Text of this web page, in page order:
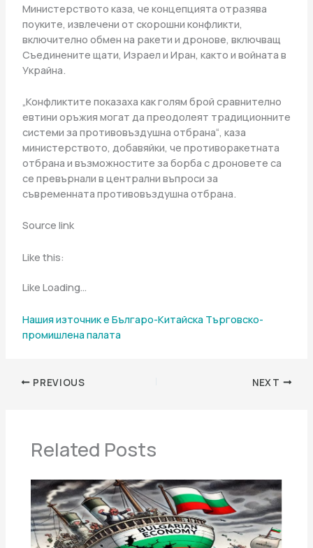
Министерството каза, че концепцията отразява
поуките, извлечени от скорошни конфликти,
включително обмен на ракети и дронове, включващ
Съединените щати, Израел и Иран, както и войната в
Украйна.
„Конфликтите показаха как голям брой сравнително
евтини оръжия могат да преодолеят традиционните
системи за противовъздушна отбрана“, каза
министерството, добавяйки, че противоракетната
отбрана и възможностите за борба с дроновете са
се превърнали в централни въпроси за
съвременната противовъздушна отбрана.
Source link
Like this:
Like Loading…
Нашия източник е Българо-Китайска Търговско-
промишлена палaта
PREVIOUS NEXT
Related Posts